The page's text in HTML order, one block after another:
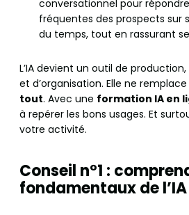
conversationnel pour
fréquentes des prospects sur
du temps, tout en rassurant
L’IA devient un outil de
et d’organisation. Elle ne remplace
tout. Avec une formation IA en
à repérer les bons usages. Et
votre activité.
Conseil n°1 :
fondamentaux de l’IA